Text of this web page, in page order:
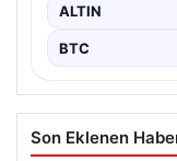
ALTIN
BTC
Son Eklenen